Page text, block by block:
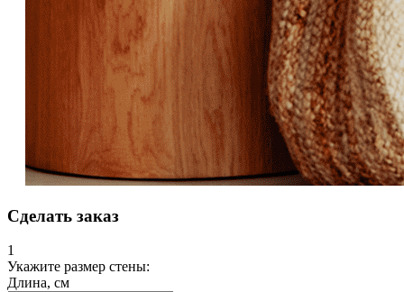
Сделать заказ
1
Укажите размер стены:
Длина, см